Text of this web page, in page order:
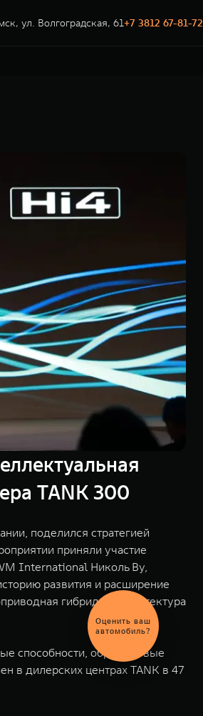
ул. Волгоградская, 61+7 3812 67-81-72
TANK 300
поделился стратегией
приняли участие
International Николь Ву,
развития и расширение
гибридная архитектура
способности, обретя новые
в дилерских центрах TANK в 47
обмен
автомобиля